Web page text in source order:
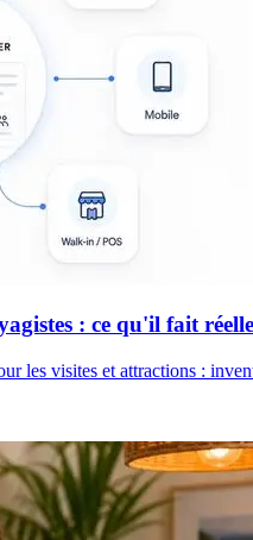
: ce qu'il fait
les visites et attractions :